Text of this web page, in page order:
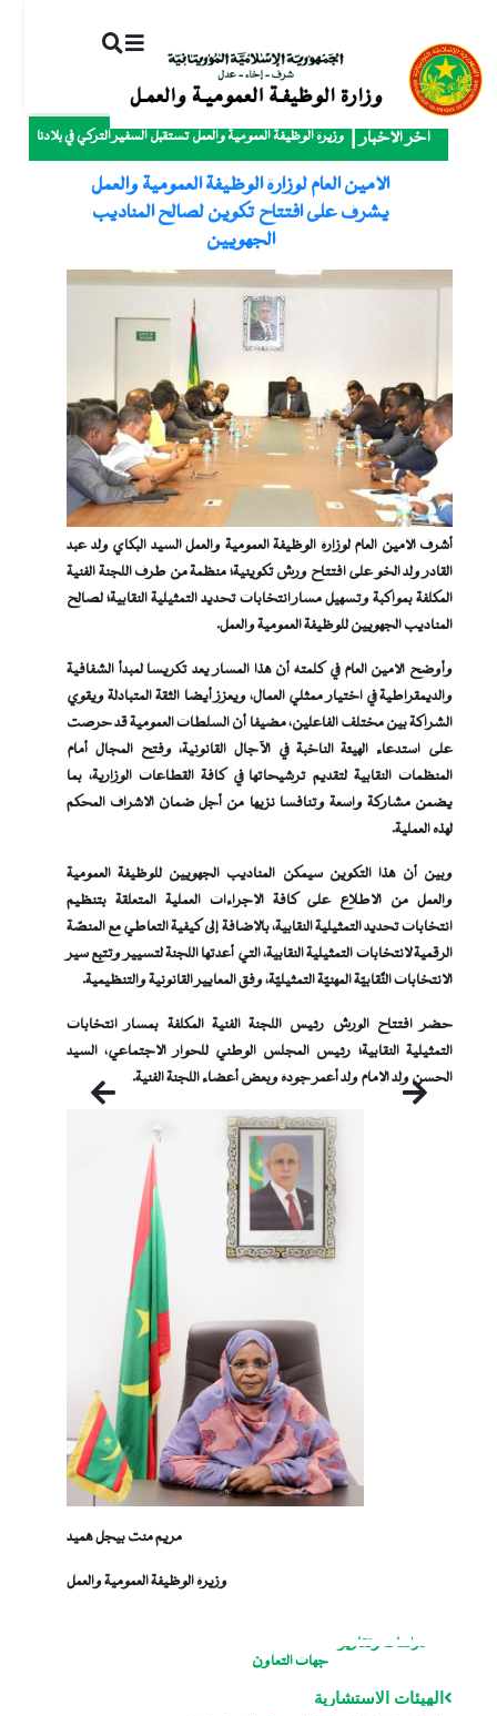
آخر الأخبار وزيرة الوظيفة العمومية والعمل تستقبل السفير التركي في بلادنا
الأمين العام لوزارة الوظيفة العمومية والعمل
يشرف على افتتاح تكوين لصالح المناديب
الجهويين
أشرف الأمين العام لوزارة الوظيفة العمومية والعمل السيد البكاي ولد عبد
القادر ولد الخو على افتتاح ورش تكوينية؛ منظمة من طرف اللجنة الفنية
المكلفة بمواكبة وتسهيل مسار انتخابات تحديد التمثيلية النقابية؛ لصالح
المناديب الجهويين للوظيفة العمومية والعمل.
وأوضح الأمين العام في كلمته أن هذا المسار يعد تكريسا لمبدأ الشفافية
والديمقراطية في اختيار ممثلي العمال، ويعزز أيضا الثقة المتبادلة ويقوي
الشراكة بين مختلف الفاعلين، مضيفا أن السلطات العمومية قد حرصت
على استدعاء الهيئة الناخبة في الآجال القانونية، وفتح المجال أمام
المنظمات النقابية لتقديم ترشيحاتها في كافة القطاعات الوزارية، بما
يضمن مشاركة واسعة وتنافسا نزيها من أجل ضمان الإشراف المحكم
لهذه العملية.
وبين أن هذا التكوين سيمكن المناديب الجهويين للوظيفة العمومية
والعمل من الاطلاع على كافة الإجراءات العملية المتعلقة بتنظيم
انتخابات تحديد التمثيلية النقابية، بالإضافة إلى كيفية التعاطي مع المنصّة
الرقمية لانتخابات التمثيلية النقابية، التي أعدتها اللجنة لتسيير وتتبع سير
الانتخابات النَّقابيّة المهنيّة التمثيليّة، وفق المعايير القانونية والتنظيمية.
حضر افتتاح الورش رئيس اللجنة الفنية المكلفة بمسار انتخابات
التمثيلية النقابية؛ رئيس المجلس الوطني للحوار الاجتماعي، السيد
الحسن ولد الإمام ولد أعمر جودة وبعض أعضاء اللجنة الفنية.السابق التالي
مريم منت بيجل هميد
وزيرة الوظيفة العمومية والعمل
دراسات وتقارير
جهات التعاون
الهيئات الاستشارية